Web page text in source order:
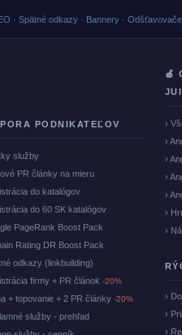
· Spätné odkazy · Bannery ·
PODNIKATEĽOV
služby
PR články na mieru
do katalógov
do 60 SK katalógov
PageRank Boost Pack
Rating DR Boost Pack
odkazy (linkbuilding)
firmy + PR článok -20%
+ topovanie + 2 PR články -20%
služby - prehľad
🍏
›
›
›
›
›
›
›
›
›
›